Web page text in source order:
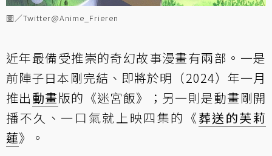
圖／Twitter@Anime_Frieren
近年最備受推崇的奇幻故事漫畫有兩部。一是
前陣子日本剛完結、即將於明（2024）年一月
推出動畫版的《迷宮飯》；另一則是動畫剛開
播不久、一口氣就上映四集的《葬送的芙莉
蓮》。